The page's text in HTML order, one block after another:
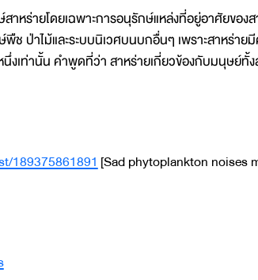
ร่ายโดยเฉพาะการอนุรักษ์แหล่งที่อยู่อาศัยของส
ช ป่าไม้และระบบนิเวศบนบกอื่นๆ เพราะสาหร่า
งเท่านั้น คำพูดที่ว่า สาหร่ายเกี่ยวข้องกับมนุษย์ทั้ง
189375861891 [Sad phytoplankton noises